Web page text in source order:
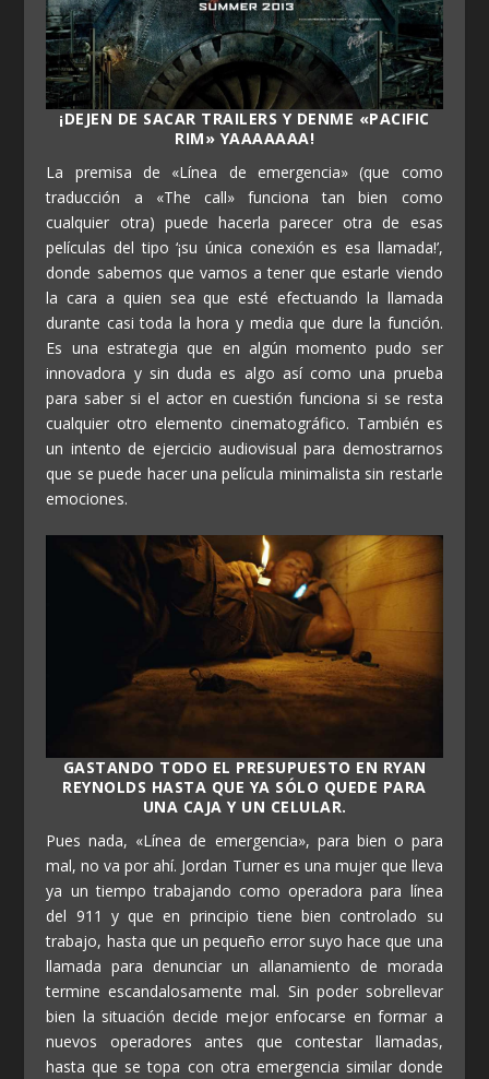
¡DEJEN DE SACAR TRAILERS Y DENME «PACIFIC
RIM» YAAAAAAA!
La premisa de «Línea de emergencia» (que como
traducción a «The call» funciona tan bien como
cualquier otra) puede hacerla parecer otra de esas
películas del tipo ‘¡su única conexión es esa llamada!’,
donde sabemos que vamos a tener que estarle viendo
la cara a quien sea que esté efectuando la llamada
durante casi toda la hora y media que dure la función.
Es una estrategia que en algún momento pudo ser
innovadora y sin duda es algo así como una prueba
para saber si el actor en cuestión funciona si se resta
cualquier otro elemento cinematográfico. También es
un intento de ejercicio audiovisual para demostrarnos
que se puede hacer una película minimalista sin restarle
emociones.
GASTANDO TODO EL PRESUPUESTO EN RYAN
REYNOLDS HASTA QUE YA SÓLO QUEDE PARA
UNA CAJA Y UN CELULAR.
Pues nada, «Línea de emergencia», para bien o para
mal, no va por ahí. Jordan Turner es una mujer que lleva
ya un tiempo trabajando como operadora para línea
del 911 y que en principio tiene bien controlado su
trabajo, hasta que un pequeño error suyo hace que una
llamada para denunciar un allanamiento de morada
termine escandalosamente mal. Sin poder sobrellevar
bien la situación decide mejor enfocarse en formar a
nuevos operadores antes que contestar llamadas,
hasta que se topa con otra emergencia similar donde